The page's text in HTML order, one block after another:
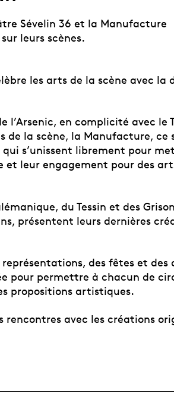
Sévelin 36 et la Manufacture
leurs scènes.
les arts de la scène avec la
l’Arsenic, en complicité avec le
de la scène, la Manufacture, ce
s’unissent librement pour
leur engagement pour des
du Tessin et des
présentent leurs dernières
des fêtes et des
pour permettre à chacun de
propositions artistiques.
avec les créations